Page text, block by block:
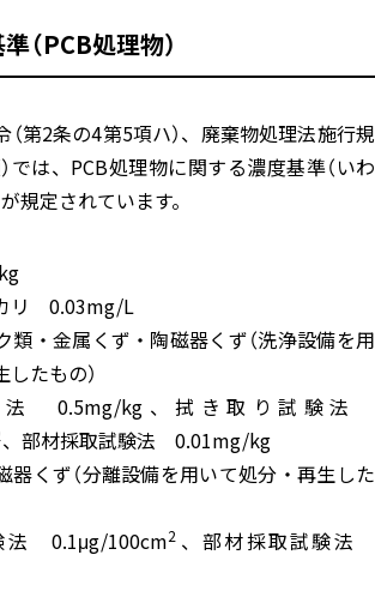
（PCB処理物）
第2条の4第5項ハ）、廃棄物処理法施行規
では、PCB処理物に関する濃度基準（いわ
規定されています。
リ 0.03mg/L
類・金属くず・陶磁器くず（洗浄設備を用
たもの）
法 0.5mg/kg、拭き取り試験法
、部材採取試験法 0.01mg/kg
器くず（分離設備を用いて処分・再生した
法 0.1μg/100cm2 、部材採取試験法